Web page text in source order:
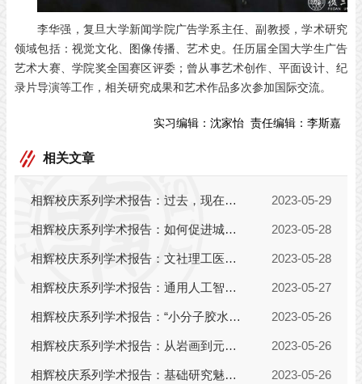
李华强， 复旦大学新闻学院广告学系主任、副教授，学术研究
领域包括：视觉文化、图像传播、艺术史。任历届全国大学生广告
艺术大赛、学院奖全国赛区评委；曾从事艺术创作、平面设计、纪
录片导演等工作，相关研究成果和艺术作品多次参加国际交流。
实习编辑： 沈家怡 责任编辑： 李斯嘉
相关文章